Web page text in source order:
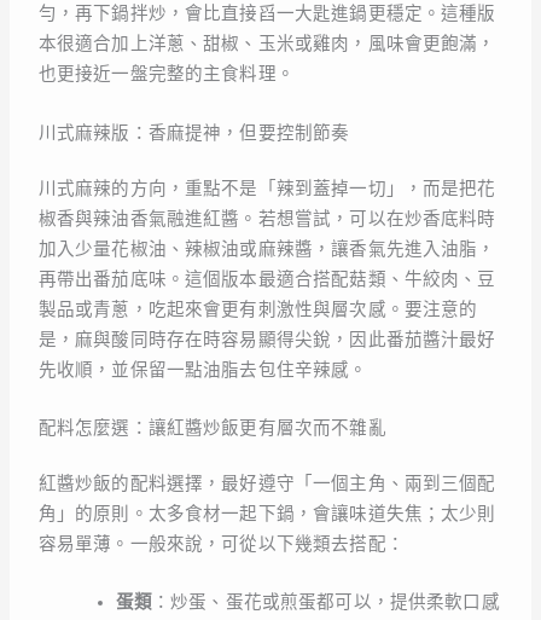
勻，再下鍋拌炒，會比直接舀一大匙進鍋更穩定。這種版
本很適合加上洋蔥、甜椒、玉米或雞肉，風味會更飽滿，
也更接近一盤完整的主食料理。
川式麻辣版：香麻提神，但要控制節奏
川式麻辣的方向，重點不是「辣到蓋掉一切」，而是把花
椒香與辣油香氣融進紅醬。若想嘗試，可以在炒香底料時
加入少量花椒油、辣椒油或麻辣醬，讓香氣先進入油脂，
再帶出番茄底味。這個版本最適合搭配菇類、牛絞肉、豆
製品或青蔥，吃起來會更有刺激性與層次感。要注意的
是，麻與酸同時存在時容易顯得尖銳，因此番茄醬汁最好
先收順，並保留一點油脂去包住辛辣感。
配料怎麼選：讓紅醬炒飯更有層次而不雜亂
紅醬炒飯的配料選擇，最好遵守「一個主角、兩到三個配
角」的原則。太多食材一起下鍋，會讓味道失焦；太少則
容易單薄。一般來說，可從以下幾類去搭配：
蛋類 ：炒蛋、蛋花或煎蛋都可以，提供柔軟口感